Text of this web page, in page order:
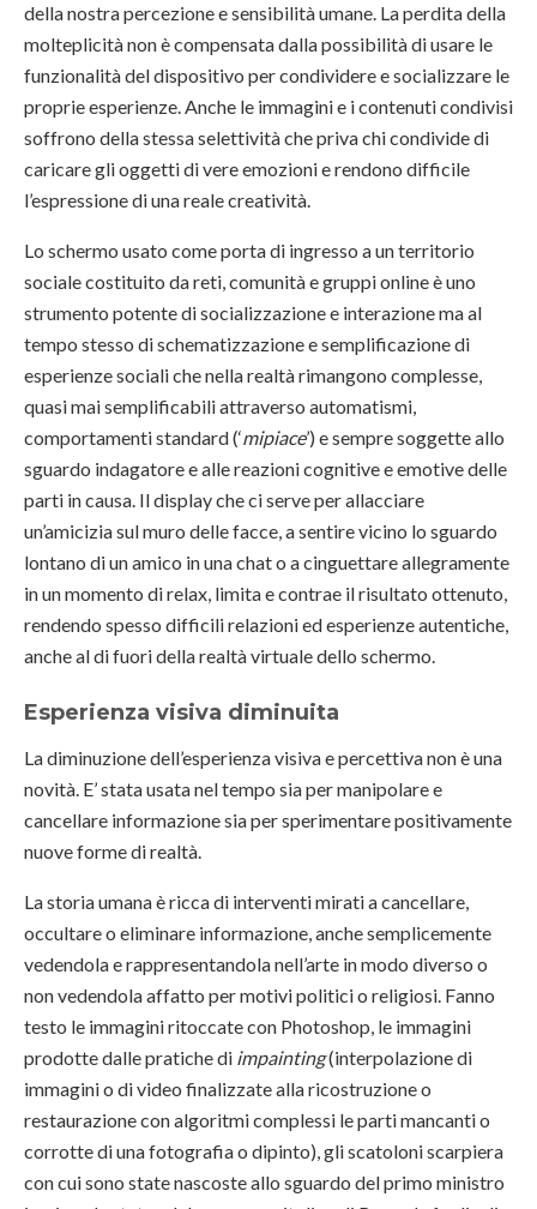
della nostra percezione e sensibilità umane. La perdita della
molteplicità non è compensata dalla possibilità di usare le
funzionalità del dispositivo per condividere e socializzare le
proprie esperienze. Anche le immagini e i contenuti condivisi
soffrono della stessa selettività che priva chi condivide di
caricare gli oggetti di vere emozioni e rendono difficile
l’espressione di una reale creatività.
Lo schermo usato come porta di ingresso a un territorio
sociale costituito da reti, comunità e gruppi online è uno
strumento potente di socializzazione e interazione ma al
tempo stesso di schematizzazione e semplificazione di
esperienze sociali che nella realtà rimangono complesse,
quasi mai semplificabili attraverso automatismi,
comportamenti standard (‘mipiace’) e sempre soggette allo
sguardo indagatore e alle reazioni cognitive e emotive delle
parti in causa. Il display che ci serve per allacciare
un’amicizia sul muro delle facce, a sentire vicino lo sguardo
lontano di un amico in una chat o a cinguettare allegramente
in un momento di relax, limita e contrae il risultato ottenuto,
rendendo spesso difficili relazioni ed esperienze autentiche,
anche al di fuori della realtà virtuale dello schermo.
Esperienza visiva diminuita
La diminuzione dell’esperienza visiva e percettiva non è una
novità. E’ stata usata nel tempo sia per manipolare e
cancellare informazione sia per sperimentare positivamente
nuove forme di realtà.
La storia umana è ricca di interventi mirati a cancellare,
occultare o eliminare informazione, anche semplicemente
vedendola e rappresentandola nell’arte in modo diverso o
non vedendola affatto per motivi politici o religiosi. Fanno
testo le immagini ritoccate con Photoshop, le immagini
prodotte dalle pratiche di impainting(interpolazione di
immagini o di video finalizzate alla ricostruzione o
restaurazione con algoritmi complessi le parti mancanti o
corrotte di una fotografia o dipinto), gli scatoloni scarpiera
con cui sono state nascoste allo sguardo del primo ministro